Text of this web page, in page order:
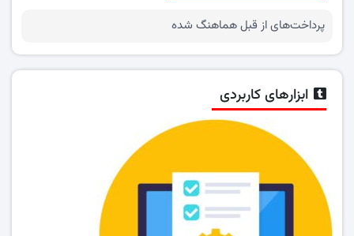
پرداخت‌های از قبل هماهنگ شده
ابزارهای کاربردی